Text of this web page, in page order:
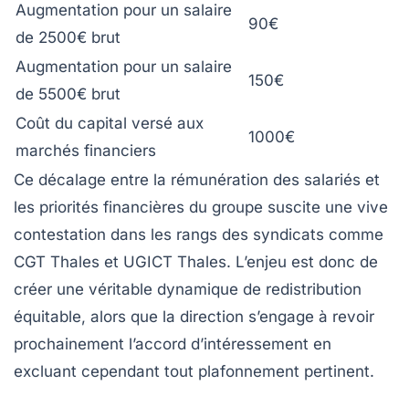
Augmentation pour un salaire
de 2500€ brut
90€
Augmentation pour un salaire
de 5500€ brut
150€
Coût du capital versé aux
marchés financiers
1000€
Ce décalage entre la rémunération des salariés et
les priorités financières du groupe suscite une vive
contestation dans les rangs des syndicats comme
CGT Thales et UGICT Thales. L’enjeu est donc de
créer une véritable dynamique de redistribution
équitable, alors que la direction s’engage à revoir
prochainement l’accord d’intéressement en
excluant cependant tout plafonnement pertinent.